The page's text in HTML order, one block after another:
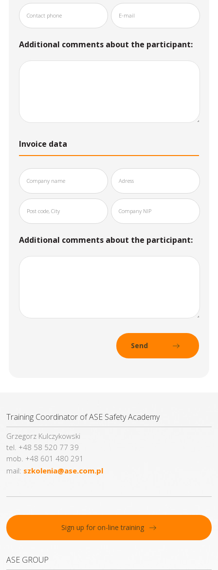
Additional comments about the participant:
Invoice data
Additional comments about the participant:
Training Coordinator of ASE Safety Academy
Grzegorz Kulczykowski
tel. +48 58 520 77 39
mob. +48 601 480 291
mail: szkolenia@ase.com.pl
Sign up for on-line training
ASE GROUP